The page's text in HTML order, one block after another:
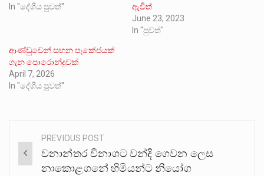
In "දේශීය පුවත්"
ඇවිත්
June 23, 2023
In "පුවත්"
ආණ්ඩුවෙන් සහන පැකේජයක්
ගැන පොරොන්දුවක්
April 7, 2026
In "දේශීය පුවත්"
Post
navigation
PREVIOUS POST
වනාන්තර විනාශට වන්දි ගෙවන ලෙස
නාකොළගනේ හිමියන්ට නියෝග